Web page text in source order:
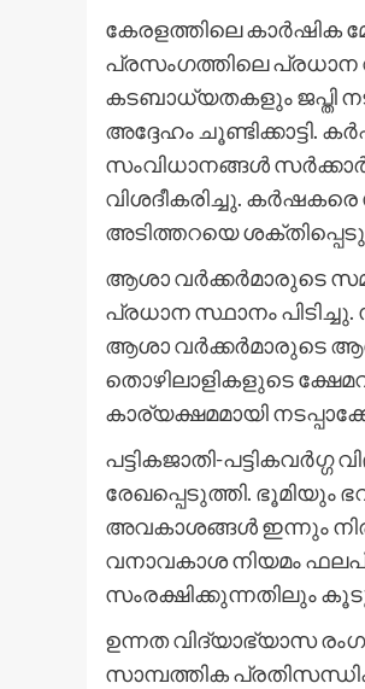
കേരളത്തിലെ കാർഷിക
പ്രസംഗത്തിലെ പ്രധാന
കടബാധ്യതകളും ജപ്തി
അദ്ദേഹം
സംവിധാനങ്ങൾ
വിശദീകരിച്ചു.
അടിത്തറയെ
ആശാ വർക്കർമാരുടെ
പ്രധാന സ്ഥാനം
ആശാ വർക്കർമാരുടെ
തൊഴിലാളികളുടെ
കാര്യക്ഷമമായി
പട്ടികജാതി-
രേഖപ്പെടുത്തി.
അവകാശങ്ങൾ ഇന്നും
വനാവകാശ നിയമം
സംരക്ഷിക്കുന്നതിലും
ഉന്നത വിദ്യാഭ്യാസ
സാമ്പത്തിക